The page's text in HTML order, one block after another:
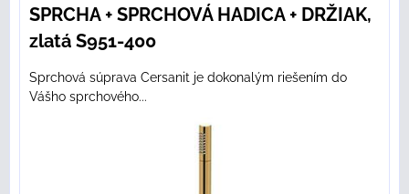
SPRCHA + SPRCHOVÁ HADICA + DRŽIAK,
zlatá S951-400
Sprchová súprava Cersanit je dokonalým riešením do
Vášho sprchového...